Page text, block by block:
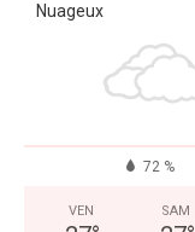
Nuageux
72 %
VEN SAM